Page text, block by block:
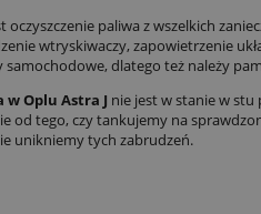
paliwa z wszelkich
wtryskiwaczy, zapowietrzenie
dlatego też należy
Oplu Astra J nie jest w stanie w
od tego, czy tankujemy na
unikniemy tych zabrudzeń.